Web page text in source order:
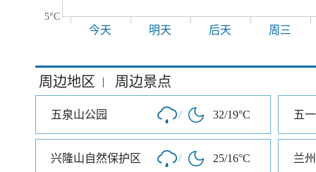
5°C
今天 明天 后天 周三
周边地区 | 周边景点
五泉山公园 / 32/19°C
兴隆山自然保护区 / 25/16°C